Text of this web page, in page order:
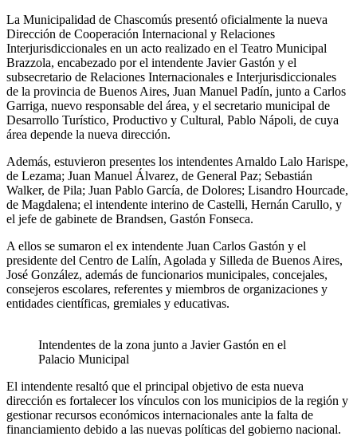
La Municipalidad de Chascomús presentó oficialmente la nueva
Dirección de Cooperación Internacional y Relaciones
Interjurisdiccionales en un acto realizado en el Teatro Municipal
Brazzola, encabezado por el intendente Javier Gastón y el
subsecretario de Relaciones Internacionales e Interjurisdiccionales
de la provincia de Buenos Aires, Juan Manuel Padín, junto a Carlos
Garriga, nuevo responsable del área, y el secretario municipal de
Desarrollo Turístico, Productivo y Cultural, Pablo Nápoli, de cuya
área depende la nueva dirección.
Además, estuvieron presentes los intendentes Arnaldo Lalo Harispe,
de Lezama; Juan Manuel Álvarez, de General Paz; Sebastián
Walker, de Pila; Juan Pablo García, de Dolores; Lisandro Hourcade,
de Magdalena; el intendente interino de Castelli, Hernán Carullo, y
el jefe de gabinete de Brandsen, Gastón Fonseca.
A ellos se sumaron el ex intendente Juan Carlos Gastón y el
presidente del Centro de Lalín, Agolada y Silleda de Buenos Aires,
José González, además de funcionarios municipales, concejales,
consejeros escolares, referentes y miembros de organizaciones y
entidades científicas, gremiales y educativas.
Intendentes de la zona junto a Javier Gastón en el
Palacio Municipal
El intendente resaltó que el principal objetivo de esta nueva
dirección es fortalecer los vínculos con los municipios de la región y
gestionar recursos económicos internacionales ante la falta de
financiamiento debido a las nuevas políticas del gobierno nacional.